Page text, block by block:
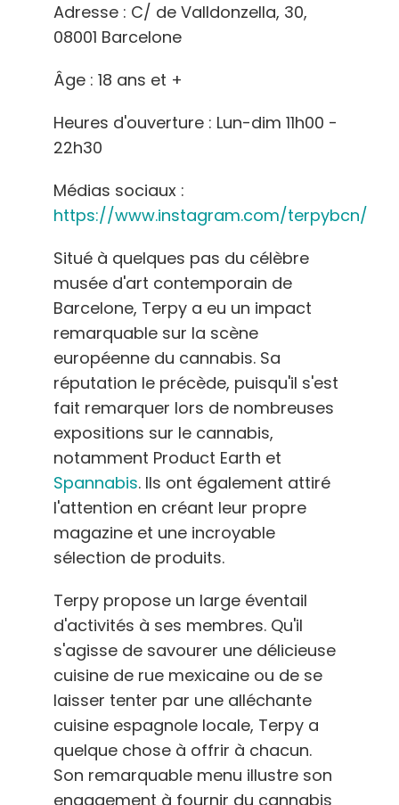
Adresse : C/ de Valldonzella, 30,
08001 Barcelone
Âge : 18 ans et +
Heures d'ouverture : Lun-dim 11h00 -
22h30
Médias sociaux :
https://www.instagram.com/terpybcn/
Situé à quelques pas du célèbre
musée d'art contemporain de
Barcelone, Terpy a eu un impact
remarquable sur la scène
européenne du cannabis. Sa
réputation le précède, puisqu'il s'est
fait remarquer lors de nombreuses
expositions sur le cannabis,
notamment Product Earth et
Spannabis. Ils ont également attiré
l'attention en créant leur propre
magazine et une incroyable
sélection de produits.
Terpy propose un large éventail
d'activités à ses membres. Qu'il
s'agisse de savourer une délicieuse
cuisine de rue mexicaine ou de se
laisser tenter par une alléchante
cuisine espagnole locale, Terpy a
quelque chose à offrir à chacun.
Son remarquable menu illustre son
engagement à fournir du cannabis